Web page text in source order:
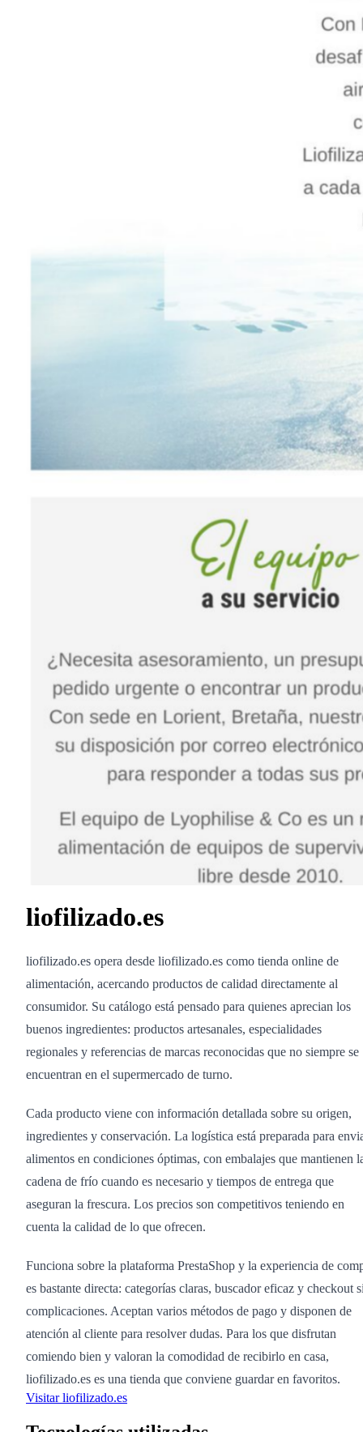
liofilizado.es
liofilizado.es opera desde liofilizado.es como tienda online de
alimentación, acercando productos de calidad directamente al
consumidor. Su catálogo está pensado para quienes aprecian los
buenos ingredientes: productos artesanales, especialidades
regionales y referencias de marcas reconocidas que no siempre se
encuentran en el supermercado de turno.
Cada producto viene con información detallada sobre su origen,
ingredientes y conservación. La logística está preparada para
alimentos en condiciones óptimas, con embalajes que mantienen
cadena de frío cuando es necesario y tiempos de entrega que
aseguran la frescura. Los precios son competitivos teniendo en
cuenta la calidad de lo que ofrecen.
Funciona sobre la plataforma PrestaShop y la experiencia de
es bastante directa: categorías claras, buscador eficaz y checkout
complicaciones. Aceptan varios métodos de pago y disponen de
atención al cliente para resolver dudas. Para los que disfrutan
comiendo bien y valoran la comodidad de recibirlo en casa,
liofilizado.es es una tienda que conviene guardar en favoritos.
Visitar liofilizado.es